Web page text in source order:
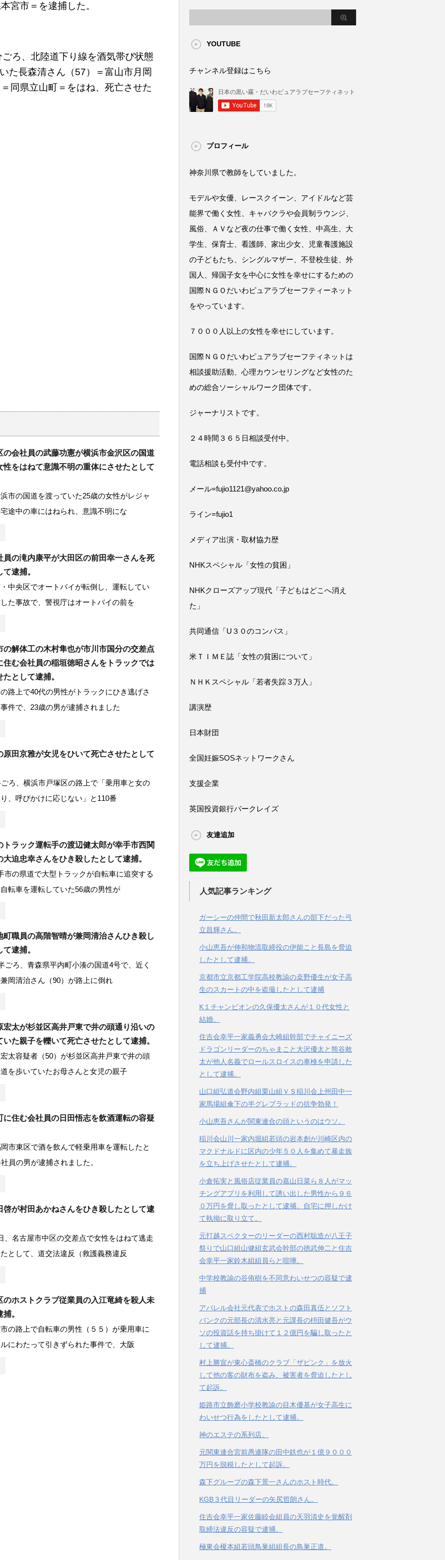
宮市＝を逮捕した。
ろ、北陸道下り線を酒気帯び状態
た長森清さん（57）＝富山市月岡
同県立山町＝をはね、死亡させた
の会社員の武藤功憲が横浜市金沢区の国道
性をはねて意識不明の重体にさせたとして
市の国道を渡っていた25歳の女性がレジャ
途中の車にはねられ、意識不明にな
員の滝内康平が大田区の前田幸一さんを死
逮捕。
中央区でオートバイが転倒し、運転してい
た事故で、警視庁はオートバイの前を
の解体工の木村隼也が市川市国分の交差点
住む会社員の稲垣徳昭さんをトラックでは
として逮捕。
路上で40代の男性がトラックにひき逃げさ
件で、23歳の男が逮捕されました
原田京雅が女児をひいて死亡させたとして
ろ、横浜市戸塚区の路上で「乗用車と女の
、呼びかけに応じない」と110番
トラック運転手の渡辺健太郎が幸手市西関
大迫忠幸さんをひき殺したとして逮捕。
市の県道で大型トラックが自転車に追突する
転車を運転していた56歳の男性が
町職員の高階智晴が兼岡清治さんひき殺し
逮捕。
ごろ、青森県平内町小湊の国道4号で、近く
岡清治さん（90）が路上に倒れ
宏太が杉並区高井戸東で井の頭通り沿いの
いた親子を轢いて死亡させたとして逮捕。
太容疑者（50）が杉並区高井戸東で井の頭
を歩いていたお母さんと女児の親子
に住む会社員の日田悟志を飲酒運転の容疑
市東区で酒を飲んで軽乗用車を運転したと
員の男が逮捕されました。
啓が村田あかねさんをひき殺したとして逮
、名古屋市中区の交差点で女性をはねて逃走
として、道交法違反（救護義務違反
のホストクラブ従業員の入江竜綺を殺人未
。
の路上で自転車の男性（５５）が乗用車に
にわたって引きずられた事件で、大阪
YOUTUBE
チャンネル登録はこちら
プロフィール
神奈川県で教師をしていました。
モデルや女優、レースクイーン、アイドルなど芸
能界で働く女性、キャバクラや会員制ラウンジ、
風俗、ＡＶなど夜の仕事で働く女性、中高生、大
学生、保育士、看護師、家出少女、児童養護施設
の子どもたち、シングルマザー、不登校生徒、外
国人、帰国子女を中心に女性を幸せにするための
国際ＮＧＯだいわピュアラブセーフティーネット
をやっています。
７０００人以上の女性を幸せにしています。
国際ＮＧＯだいわピュアラブセーフティネットは
相談援助活動、心理カウンセリングなど女性のた
めの総合ソーシャルワーク団体です。
ジャーナリストです。
２４時間３６５日相談受付中。
電話相談も受付中です。
メール=fujio1121@yahoo.co.jp
ライン=fujio1
メディア出演・取材協力歴
NHKスペシャル「女性の貧困」
NHKクローズアップ現代「子どもはどこへ消え
た」
共同通信「U３０のコンパス」
米ＴＩＭＥ誌「女性の貧困について」
ＮＨＫスペシャル「若者失踪３万人」
講演歴
日本財団
全国妊娠SOSネットワークさん
支援企業
英国投資銀行バークレイズ
友達追加
人気記事ランキング
ガーシーの仲間で秋田新太郎さんの部下だった弓
立昌輝さん。
小山恵吾が伸和物流取締役の伊能こと長島を脅迫
したとして逮捕。
京都市立京都工学院高校教諭の桒野優生が女子高
生のスカートの中を盗撮したとして逮捕
K１チャンピオンの久保優太さんが１０代女性と
結婚。
住吉会幸平一家義勇会大崎組幹部でチャイニーズ
ドラゴンリーダーのちゃまこと大沢優太と熊谷敢
太が他人名義でロールスロイスの車検を申請した
として逮捕。
山口組弘道会野内組栗山組ＶＳ稲川会上州田中一
家馬場組傘下の半グレブラッドの抗争勃発！
小山恵吾さんが関東連合の頭というのはウソ。
稲川会山川一家内堀組若頭の岩本創が川崎区内の
マクドナルドに区内の少年５０人を集めて暴走族
を立ち上げさせたとして逮捕。
小倉拓実と風俗店従業員の嘉山日菜ら８人がマッ
チングアプリを利用して誘い出した男性から９６
０万円を脅し取ったとして逮捕。自宅に押しかけ
て執拗に取り立て。
元打越スペクターのリーダーの西村聡造が八王子
祭りで山口組山健組玄武会幹部の徳武伸二と住吉
会幸平一家鈴木組組員らと喧嘩。
中学校教諭の谷侑樹を不同意わいせつの容疑で逮
捕
アパレル会社元代表でホストの森田真伍とソフト
バンクの元部長の清水亮と元課長の枡田健吾がウ
ソの投資話を持ち掛けて１２億円を騙し取ったと
して逮捕。
村上勝宣が東心斎橋のクラブ「ザピンク」を放火
して他の客の財布を盗み、被害者を脅迫したとし
て起訴。
姫路市立飾磨小学校教諭の目木優基が女子高生に
わいせつ行為をしたとして逮捕。
神のエステの系列店。
元関東連合宮前愚連隊の田中鉄也が１億９０００
万円を脱税したとして起訴。
森下グループの森下景一さんのホスト時代。
KGB３代目リーダーの矢尻哲朗さん。
住吉会幸平一家佐藤睦会組員の天羽清史を覚醒剤
取締法違反の容疑で逮捕。
極東会榎本組若頭鳥巣組組長の鳥巣正道。